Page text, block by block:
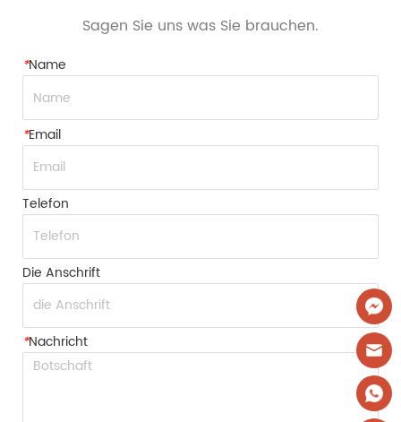
Sagen Sie uns was Sie brauchen.
*Name
*Email
Telefon
Die Anschrift
*Nachricht